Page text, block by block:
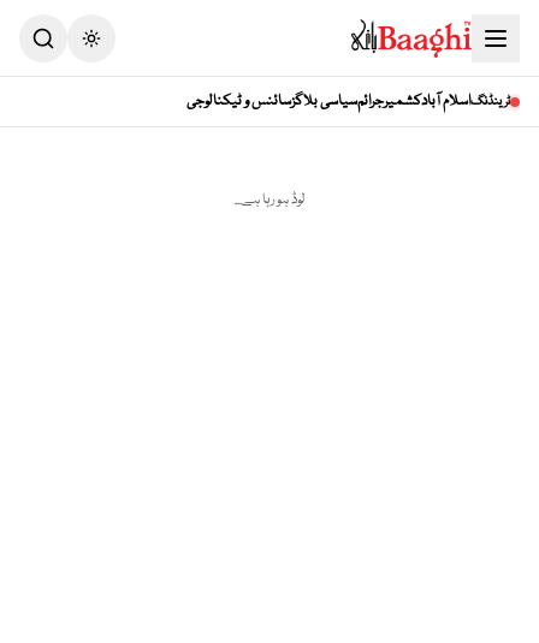
Toggle theme
ٹرینڈنگاسلام آبادکشمیرجرائمسیاسی بلاگزسائنس و ٹیکنالوجی
لوڈ ہو رہا ہے...